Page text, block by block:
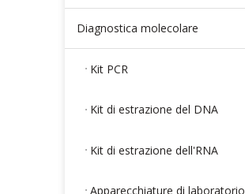
Diagnostica molecolare
Kit PCR
Kit di estrazione del DNA
Kit di estrazione dell'RNA
Apparecchiature di laboratorio